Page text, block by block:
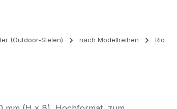
(Outdoor-Stelen) nach Modellreihen Rio